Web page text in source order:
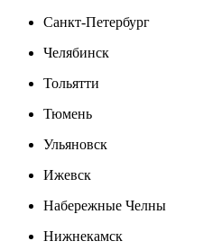
Санкт-Петербург
Челябинск
Тольятти
Тюмень
Ульяновск
Ижевск
Набережные Челны
Нижнекамск